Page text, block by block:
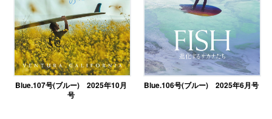
Blue.107号(ブルー) 2025年10月
号
Blue.106号(ブルー) 2025年6月号